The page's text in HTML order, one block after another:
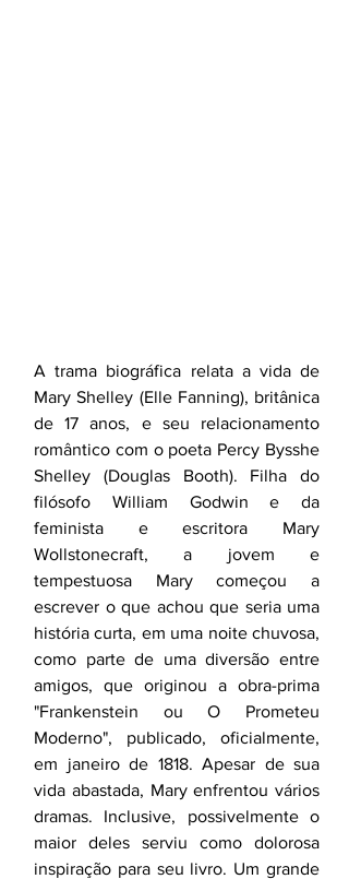
A trama biográfica relata a vida de
Mary Shelley (Elle Fanning), britânica
de 17 anos, e seu relacionamento
romântico com o poeta Percy Bysshe
Shelley (Douglas Booth). Filha do
filósofo William Godwin e da
feminista e escritora Mary
Wollstonecraft, a jovem e
tempestuosa Mary começou a
escrever o que achou que seria uma
história curta, em uma noite chuvosa,
como parte de uma diversão entre
amigos, que originou a obra-prima
"Frankenstein ou O Prometeu
Moderno", publicado, oficialmente,
em janeiro de 1818. Apesar de sua
vida abastada, Mary enfrentou vários
dramas. Inclusive, possivelmente o
maior deles serviu como dolorosa
inspiração para seu livro. Um grande